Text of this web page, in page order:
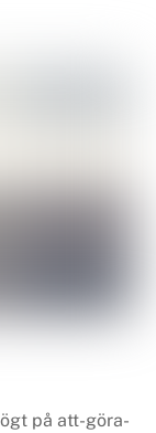
på att-göra-